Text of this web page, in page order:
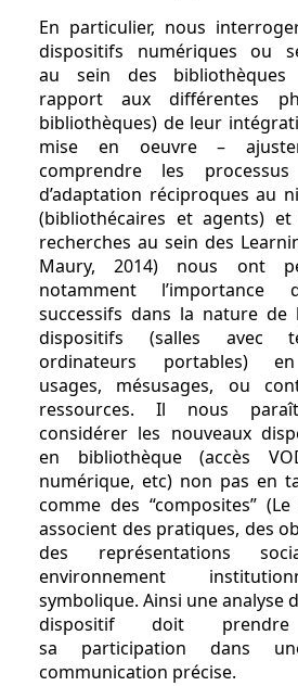
En particulier, nous
dispositifs numériques ou
au sein des
rapport aux différentes
bibliothèques) de leur
mise en oeuvre –
comprendre les
d’adaptation réciproques au
(bibliothécaires et agents)
recherches au sein des
Maury, 2014) nous ont
notamment l’importance
successifs dans la nature de
dispositifs (salles avec
ordinateurs portables)
usages, mésusages, ou
ressources. Il nous
considérer les nouveaux
en bibliothèque (accès
numérique, etc) non pas en
comme des “composites”
associent des pratiques, des
des représentations
environnement
symbolique. Ainsi une analyse
dispositif doit
sa participation dans
communication précise.